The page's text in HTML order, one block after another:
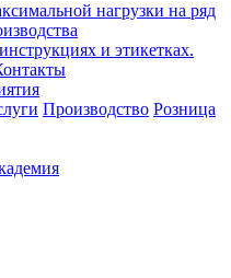
нагрузки на ряд
и этикетках.
Производство Розница